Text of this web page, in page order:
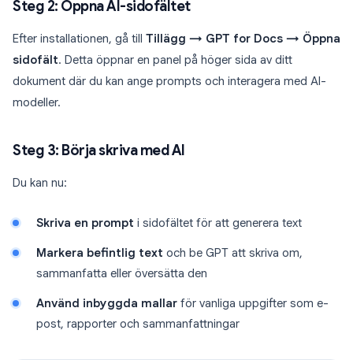
Steg 2: Öppna AI-sidofältet
Efter installationen, gå till Tillägg → GPT for Docs → Öppna
sidofält. Detta öppnar en panel på höger sida av ditt
dokument där du kan ange prompts och interagera med AI-
modeller.
Steg 3: Börja skriva med AI
Du kan nu:
Skriva en prompt i sidofältet för att generera text
Markera befintlig text och be GPT att skriva om,
sammanfatta eller översätta den
Använd inbyggda mallar för vanliga uppgifter som e-
post, rapporter och sammanfattningar